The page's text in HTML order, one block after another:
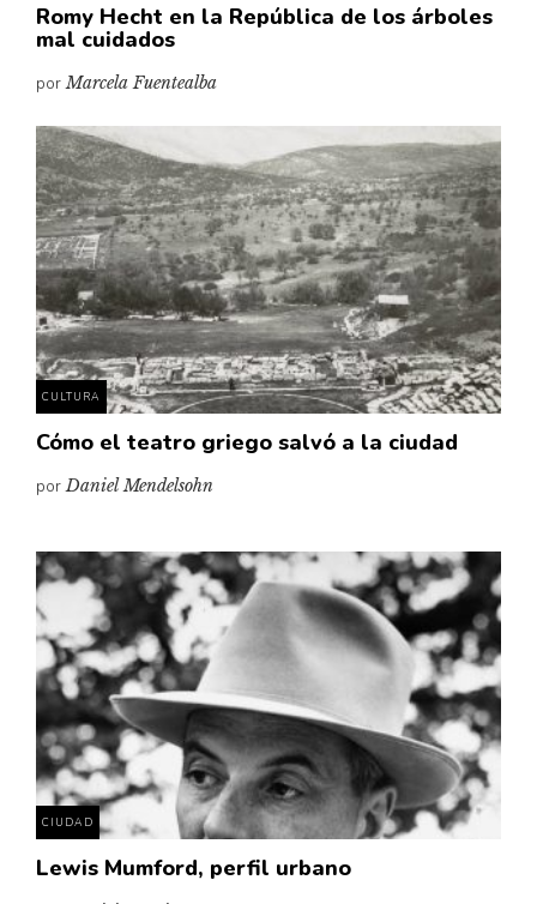
Romy Hecht en la República de los árboles
mal cuidados
porMarcela Fuentealba
CULTURA
Cómo el teatro griego salvó a la ciudad
porDaniel Mendelsohn
CIUDAD
Lewis Mumford, perfil urbano